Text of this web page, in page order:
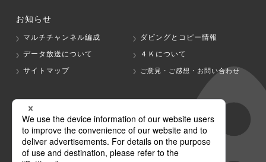
お知らせ
マルチチャンネル編成
ダビングとコピー情報
データ放送について
４Ｋについて
サイトマップ
ご意見・ご感想・お問い合わせ
グループ会社
テレビ朝日 テレ朝チャンネル